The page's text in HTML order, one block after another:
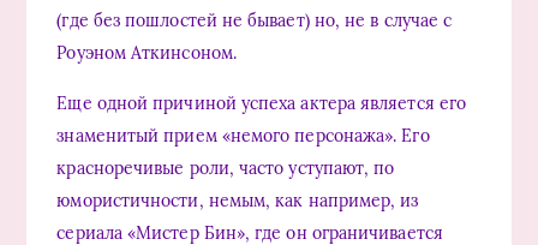
(где без пошлостей не бывает) но, не в случае с
Роуэном Аткинсоном.
Еще одной причиной успеха актера является его
знаменитый прием «немого персонажа». Его
красноречивые роли, часто уступают, по
юмористичности, немым, как например, из
сериала «Мистер Бин», где он ограничивается